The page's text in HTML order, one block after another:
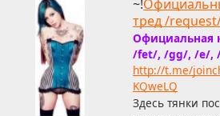
~!
тред /
Официальная
/fet/, /gg/, /e/, /
http://t.me/
KQweLQ
Здесь тянки